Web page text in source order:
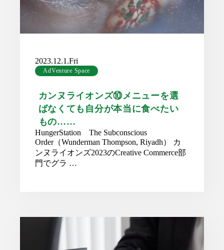
2023.12.1.Fri
AdVenture Space
カンヌライオンズ⑩メニューを選
ばなくても自分が本当に食べたい
もの……
HungerStation The Subconscious
Order（Wunderman Thompson, Riyadh） カ
ンヌライオンズ2023のCreative Commerce部
門でグラ …